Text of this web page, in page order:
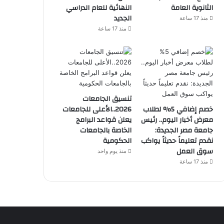
الثانوية العامة
منذ 17 ساعة
النهائية للعام الدراسي
الجديد
منذ 17 ساعة
خصم إضافي 5% لطلاب
معرض أخبار اليوم.. رئيس
جامعة مصر الجديدة:
نقدم تعليماً حديثاً يواكب
سوق العمل
منذ 17 ساعة
تنسيق الجامعات
2026..الأعلى للجامعات
يعلن قواعد البرامج
الخاصة بالجامعات
الحكومية
منذ يوم واحد